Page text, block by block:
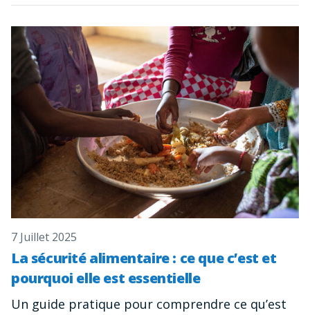
7 Juillet 2025
La sécurité alimentaire : ce que c’est et
pourquoi elle est essentielle
Un guide pratique pour comprendre ce qu’est